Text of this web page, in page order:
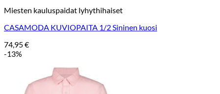
Miesten kauluspaidat lyhythihaiset
CASAMODA KUVIOPAITA 1/2 Sininen kuosi
74,95€
-13%